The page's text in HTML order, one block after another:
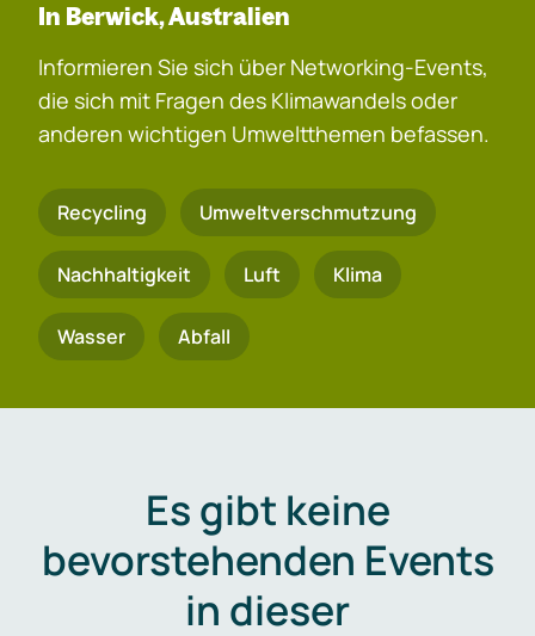
In Berwick, Australien
Informieren Sie sich über Networking-Events,
die sich mit Fragen des Klimawandels oder
anderen wichtigen Umweltthemen befassen.
Recycling Umweltverschmutzung
Nachhaltigkeit Luft Klima
Wasser Abfall
Es gibt keine
bevorstehenden Events
in dieser